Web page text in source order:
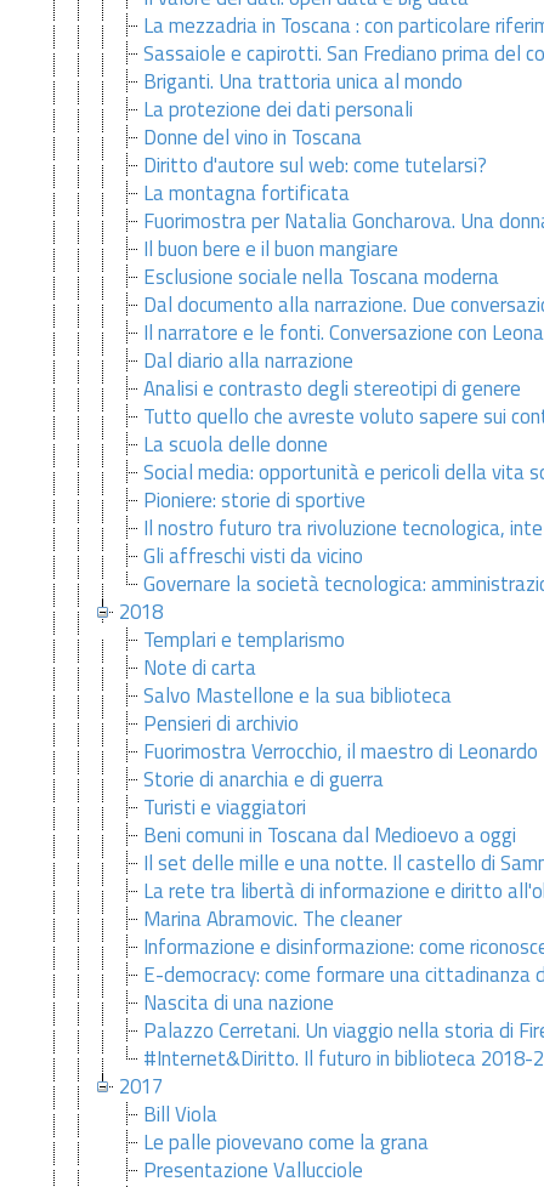
La mezzadria in Toscana : con particolare
Sassaiole e capirotti. San Frediano prima del
Briganti. Una trattoria unica al mondo
La protezione dei dati personali
Donne del vino in Toscana
Diritto d'autore sul web: come tutelarsi?
La montagna fortificata
Fuorimostra per Natalia Goncharova. Una
Il buon bere e il buon mangiare
Esclusione sociale nella Toscana moderna
Dal documento alla narrazione. Due
Il narratore e le fonti. Conversazione con
Dal diario alla narrazione
Analisi e contrasto degli stereotipi di genere
Tutto quello che avreste voluto sapere sui
La scuola delle donne
Social media: opportunità e pericoli della vita
Pioniere: storie di sportive
Il nostro futuro tra rivoluzione tecnologica,
Gli affreschi visti da vicino
Governare la società tecnologica:
2018
Templari e templarismo
Note di carta
Salvo Mastellone e la sua biblioteca
Pensieri di archivio
Fuorimostra Verrocchio, il maestro di Leonardo
Storie di anarchia e di guerra
Turisti e viaggiatori
Beni comuni in Toscana dal Medioevo a oggi
Il set delle mille e una notte. Il castello di
La rete tra libertà di informazione e diritto
Marina Abramovic. The cleaner
Informazione e disinformazione: come
E-democracy: come formare una cittadinanza
Nascita di una nazione
Palazzo Cerretani. Un viaggio nella storia di
#Internet&Diritto. Il futuro in biblioteca 2018-
2017
Bill Viola
Le palle piovevano come la grana
Presentazione Vallucciole